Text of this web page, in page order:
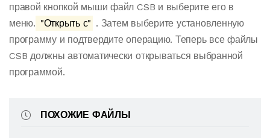
правой кнопкой мыши файл CSB и выберите его в
меню. "Открыть с" . Затем выберите установленную
программу и подтвердите операцию. Теперь все файлы
CSB должны автоматически открываться выбранной
программой.
ПОХОЖИЕ ФАЙЛЫ